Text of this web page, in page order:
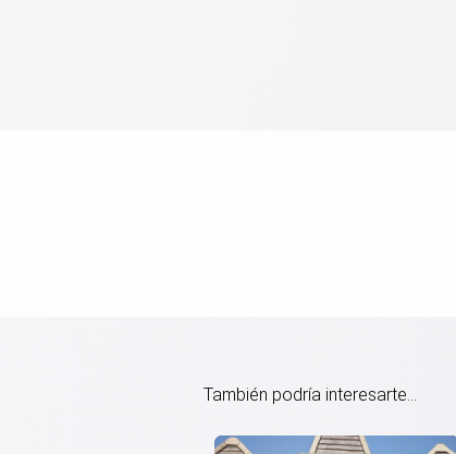
También podría interesarte...